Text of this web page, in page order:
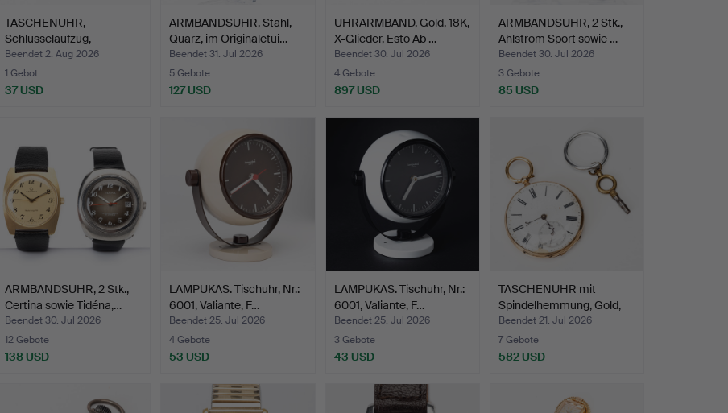
TASCHENUHR,
Schlüsselaufzug,
Silbergehäuse…
Beendet 2. Aug 2026
1 Gebot
37 USD
ARMBANDSUHR, Stahl,
Quarz, im Originaletui…
Beendet 31. Jul 2026
5 Gebote
127 USD
UHRARMBAND, Gold, 18K,
X-Glieder, Esto Ab …
Beendet 30. Jul 2026
4 Gebote
897 USD
ARMBANDSUHR, 2 Stk.,
Ahlström Sport sowie …
Beendet 30. Jul 2026
3 Gebote
85 USD
ARMBANDSUHR, 2 Stk.,
Certina sowie Tidéna,…
Beendet 30. Jul 2026
12 Gebote
138 USD
LAMPUKAS. Tischuhr, Nr.:
6001, Valiante, F…
Beendet 25. Jul 2026
4 Gebote
53 USD
LAMPUKAS. Tischuhr, Nr.:
6001, Valiante, F…
Beendet 25. Jul 2026
3 Gebote
43 USD
TASCHENUHR mit
Spindelhemmung, Gold,
14K, …
Beendet 21. Jul 2026
7 Gebote
582 USD